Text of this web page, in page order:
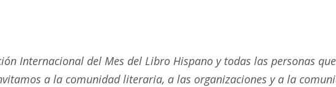
Internacional del Mes del Libro Hispano y todas las personas
a la comunidad literaria, a las organizaciones y a la